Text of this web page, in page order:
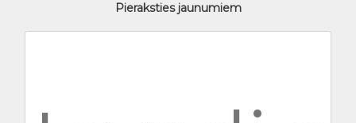
Pieraksties jaunumiem